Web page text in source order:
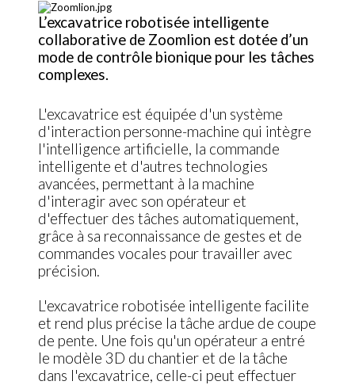
L’excavatrice robotisée intelligente
collaborative de Zoomlion est dotée d’un
mode de contrôle bionique pour les tâches
complexes.
L'excavatrice est équipée d'un système
d'interaction personne-machine qui intègre
l'intelligence artificielle, la commande
intelligente et d'autres technologies
avancées, permettant à la machine
d'interagir avec son opérateur et
d'effectuer des tâches automatiquement,
grâce à sa reconnaissance de gestes et de
commandes vocales pour travailler avec
précision.
L'excavatrice robotisée intelligente facilite
et rend plus précise la tâche ardue de coupe
de pente. Une fois qu'un opérateur a entré
le modèle 3D du chantier et de la tâche
dans l'excavatrice, celle-ci peut effectuer